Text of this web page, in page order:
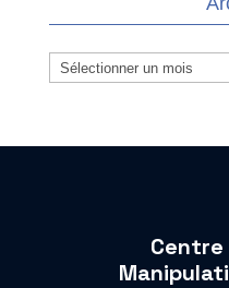
Archives
Centre